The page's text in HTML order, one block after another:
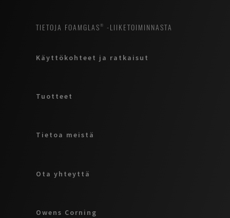
TIETOJA FOAMGLAS® -LIIKETOIMINNASTA
Käyttökohteet ja ratkaisut
Tuotteet
Tietoa meistä
Ota yhteyttä
Owens Corning